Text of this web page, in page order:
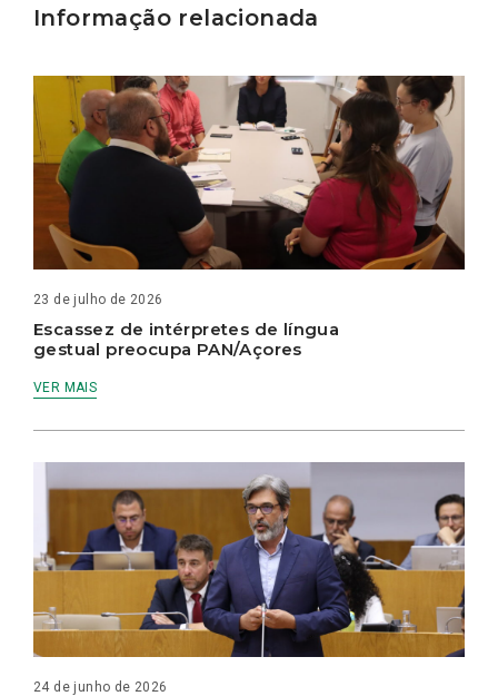
Informação relacionada
23 de julho de 2026
Escassez de intérpretes de língua
gestual preocupa PAN/Açores
VER MAIS
24 de junho de 2026